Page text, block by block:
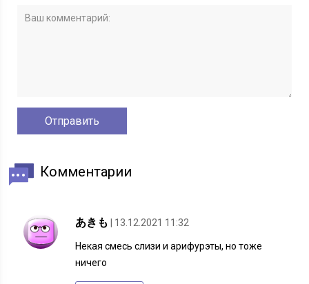
Комментарии
あきも | 13.12.2021 11:32
Некая смесь слизи и арифурэты, но тоже
ничего